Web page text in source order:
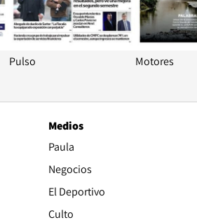
Pulso Motores
Medios
Paula
Negocios
El Deportivo
Culto